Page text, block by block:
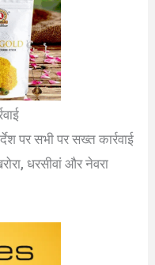
पर सभी पर सख्त कार्रवाई
धरसीवां और नेवरा